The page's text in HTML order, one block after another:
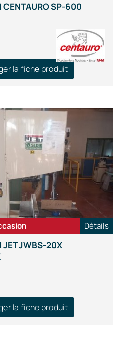
CENTAURO SP-600
la fiche produit
JET JWBS-20X
la fiche produit
Détails